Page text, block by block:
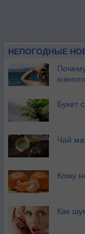
НЕПОГОДНЫЕ
Букет
Чай
Кому
Как